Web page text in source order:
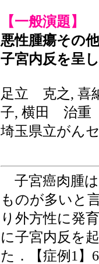
【一般演題】
悪性腫瘍その
子宮内反を呈
足立 克之,
子, 横田 治重
埼玉県立がん
子宮癌肉腫
ものが多いと
り外方性に発
に子宮内反を
た．【症例1】